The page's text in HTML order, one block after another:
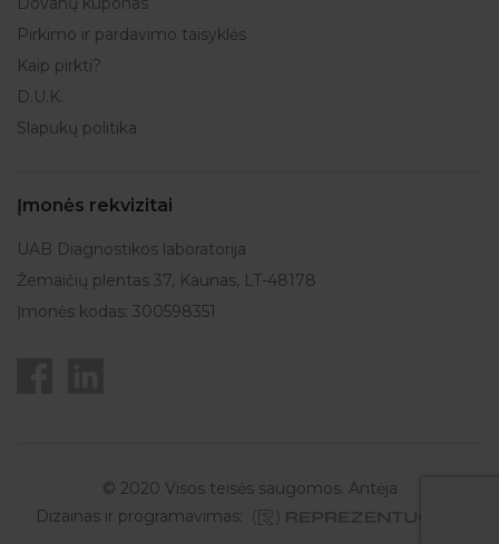
Pirkimo ir pardavimo taisyklės
Kaip pirkti?
D.U.K.
Slapukų politika
Įmonės rekvizitai
UAB Diagnostikos laboratorija
Žemaičių plentas 37, Kaunas, LT-48178
Įmonės kodas: 300598351
© 2020 Visos teisės saugomos. Antėja
Dizainas ir programavimas: